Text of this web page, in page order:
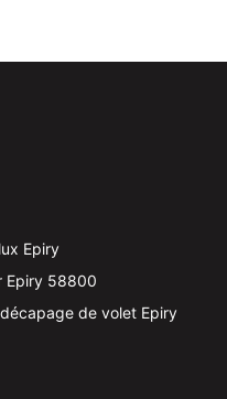
Epiry
Epiry 58800
de volet Epiry